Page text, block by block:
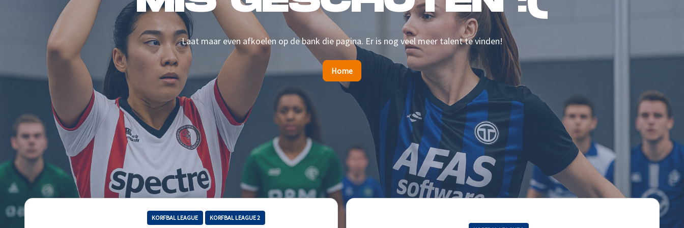
Laat maar even afkoelen op de bank die pagina. Er is nog veel meer talent te vinden!
Home
KORFBAL LEAGUE
KORFBAL LEAGUE 2